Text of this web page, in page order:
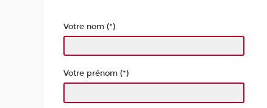
Votre nom (*)
Votre prénom (*)